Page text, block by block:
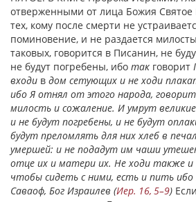
отверженными от лица Божия
тех, кому после смерти не
поминовение, и не раздается
таковых, говорится в Писанин, не
не будут погребены, ибо так говорит
входи в дом сетующих и не ходи
ибо Я отнял от этого народа,
милость и сожаление. И умрут
и не будут погребены, и не будут
будут преломлять для них хлеб в
умершей: и не подадут им чаши
отце их и матери их. Не ходи также и
чтобы сидеть с ними, есть и пить
Саваоф, Бог Израилев (Иер. 16, 5–9)